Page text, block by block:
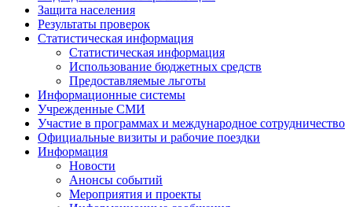
Защита населения
Результаты проверок
Статистическая информация
Статистическая информация
Использование бюджетных средств
Предоставляемые льготы
Информационные системы
Учрежденные СМИ
Участие в программах и международное сотрудничество
Официальные визиты и рабочие поездки
Информация
Новости
Анонсы событий
Мероприятия и проекты